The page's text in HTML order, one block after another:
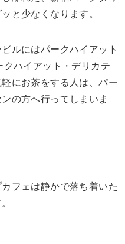
と少なくなります。
ルにはパークハイアット
ハイアット・デリカテ
にお茶をする人は、パー
の方へ行ってしまいま
フェは静かで落ち着いた